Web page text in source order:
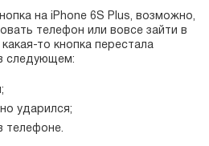
на iPhone 6S Plus, возможно,
телефон или вовсе зайти в
то кнопка перестала
следующем:
ударился;
телефоне.